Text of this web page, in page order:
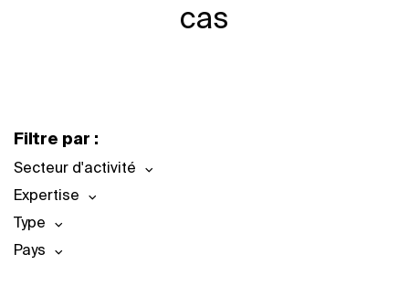
cas
Filtre par :
Secteur d'activité
Expertise
Type
Pays